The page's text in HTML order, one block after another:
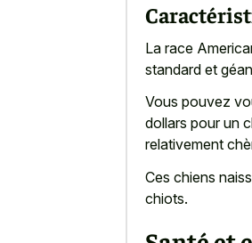
La race
standard et
Vous pouvez
dollars pour un
relativement
Ces chiens
chiots.